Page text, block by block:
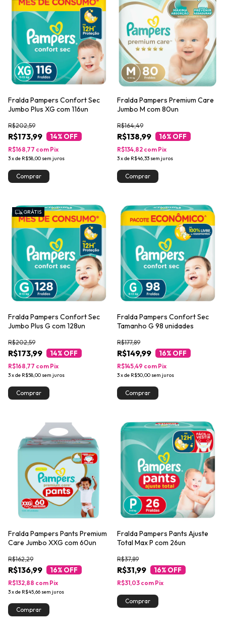
Fralda Pampers Confort Sec
Jumbo Plus XG com 116un
R$173,99
R$202,59
14% OFF
3xde R$58,00 sem juros
R$168,77 com Pix
Fralda Pampers Premium Care
Jumbo M com 80un
R$138,99
R$164,49
16% OFF
3xde R$46,33 sem juros
R$134,82 com Pix
GRÁTIS
Fralda Pampers Confort Sec
Jumbo Plus G com 128un
R$173,99
R$202,59
14% OFF
3xde R$58,00 sem juros
R$168,77 com Pix
Fralda Pampers Confort Sec
Tamanho G 98 unidades
R$149,99
R$177,89
16% OFF
3xde R$50,00 sem juros
R$145,49 com Pix
Fralda Pampers Pants Premium
Care Jumbo XXG com 60un
R$136,99
R$162,29
16% OFF
3xde R$45,66 sem juros
R$132,88 com Pix
Fralda Pampers Pants Ajuste
Total Max P com 26un
R$31,99
R$37,89
16% OFF
R$31,03 com Pix